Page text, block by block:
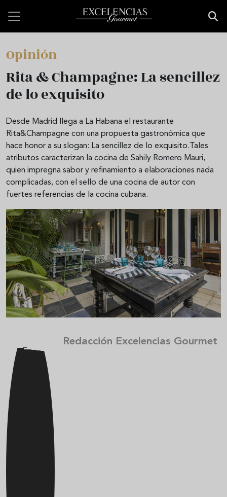
Opinión
Rita & Champagne: La sencillez
de lo exquisito
Desde Madrid llega a La Habana el restaurante
Rita&Champagne con una propuesta gastronómica que
hace honor a su slogan: La sencillez de lo exquisito.Tales
atributos caracterizan la cocina de Sahily Romero Mauri,
quien impregna sabor y refinamiento a elaboraciones nada
complicadas, con el sello de una cocina de autor con
fuertes referencias de la cocina cubana.
Redacción Excelencias Gourmet